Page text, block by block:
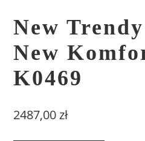
New
New
K0469
2487,00zł